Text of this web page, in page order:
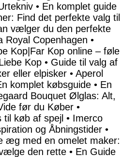
• En komplet guide
Find det perfekte valg til
vælger du den perfekte
Royal Copenhagen •
Kop|Far Kop online – føle
Kop • Guide til valg af
eller elpisker • Aperol
komplet købsguide • En
Bouquet Ølglas: Alt,
før du Køber •
køb af spejl • Imerco
og Åbningstider •
æg med en omelet maker:
den rette • En Guide